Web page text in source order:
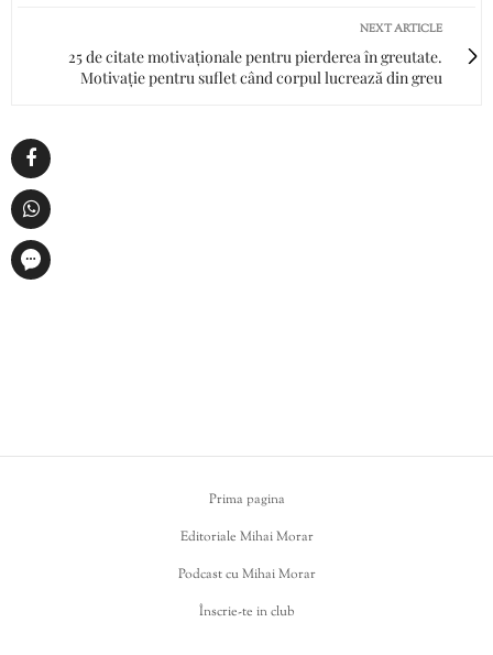
NEXT ARTICLE
25 de citate motivaționale pentru pierderea în greutate.
Motivație pentru suflet când corpul lucrează din greu
Prima pagina
Editoriale Mihai Morar
Podcast cu Mihai Morar
Înscrie-te in club